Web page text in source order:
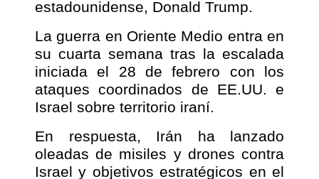
estadounidense, Donald Trump.
La guerra en Oriente Medio entra en
su cuarta semana tras la escalada
iniciada el 28 de febrero con los
ataques coordinados de EE.UU. e
Israel sobre territorio iraní.
En respuesta, Irán ha lanzado
oleadas de misiles y drones contra
Israel y objetivos estratégicos en el